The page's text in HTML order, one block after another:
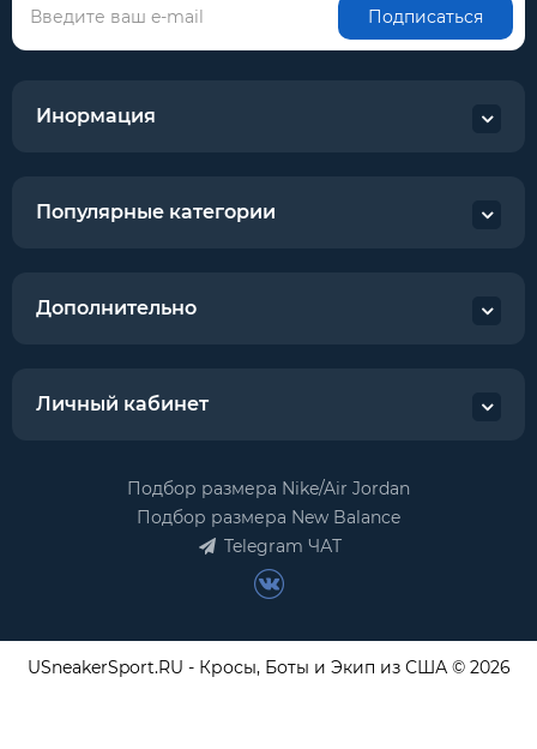
Подписаться
Инормация
Популярные категории
Дополнительно
Личный кабинет
Подбор размера Nike/Air Jordan
Подбор размера New Balance
Telegram ЧАТ
USneakerSport.RU - Кросы, Боты и Экип из США © 2026